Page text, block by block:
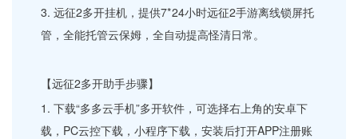
3. 远征2多开挂机，提供7*24小时远征2手游离线锁屏托
管，全能托管云保姆，全自动提高怪清日常。
【远征2多开助手步骤】
1. 下载“多多云手机”多开软件，可选择右上角的安卓下
载，PC云控下载，小程序下载，安装后打开APP注册账